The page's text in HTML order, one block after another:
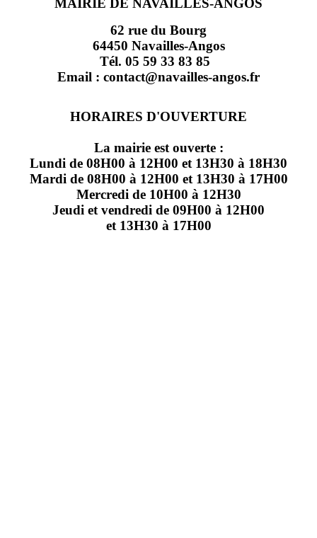
MAIRIE DE NAVAILLES-ANGOS
62 rue du Bourg
64450 Navailles-Angos
Tél. 05 59 33 83 85
Email : contact@navailles-angos.fr
HORAIRES D'OUVERTURE
La mairie est ouverte :
Lundi de 08H00 à 12H00 et 13H30 à 18H30
Mardi de 08H00 à 12H00 et 13H30 à 17H00
Mercredi de 10H00 à 12H30
Jeudi et vendredi de 09H00 à 12H00
et 13H30 à 17H00